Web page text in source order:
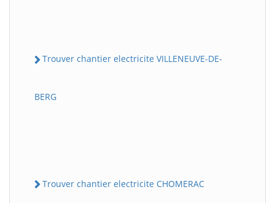
Trouver chantier electricite VILLENEUVE-DE-
BERG
Trouver chantier electricite CHOMERAC